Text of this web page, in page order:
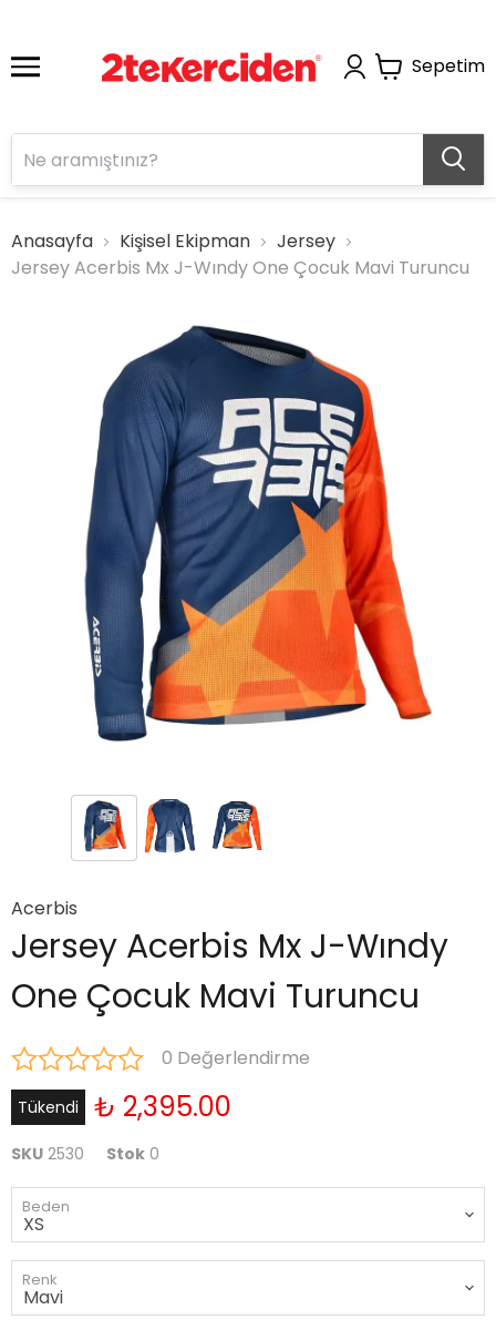
Sepetim
Anasayfa Kişisel Ekipman
Jersey
Jersey Acerbis Mx J-Wındy One Çocuk Mavi Turuncu
Acerbis
Jersey Acerbis Mx J-Wındy
One Çocuk Mavi Turuncu
0 Değerlendirme
Tükendi ₺ 2,395.00
SKU 2530 Stok 0
Beden
Renk